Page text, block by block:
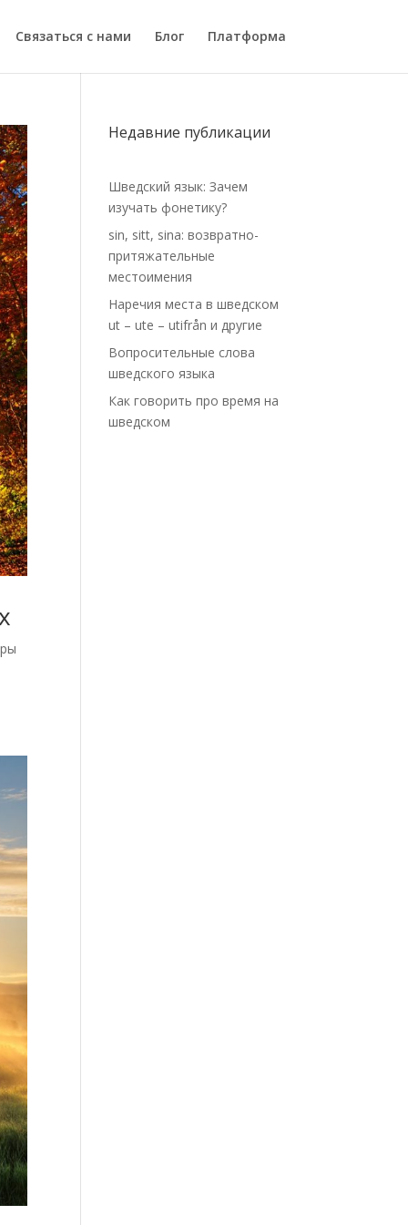
Связаться с нами Блог Платформа
Недавние публикации
Шведский язык: Зачем
изучать фонетику?
sin, sitt, sina: возвратно-
притяжательные
местоимения
Наречия места в шведском
ut – ute – utifrån и другие
Вопросительные слова
шведского языка
Как говорить про время на
шведском